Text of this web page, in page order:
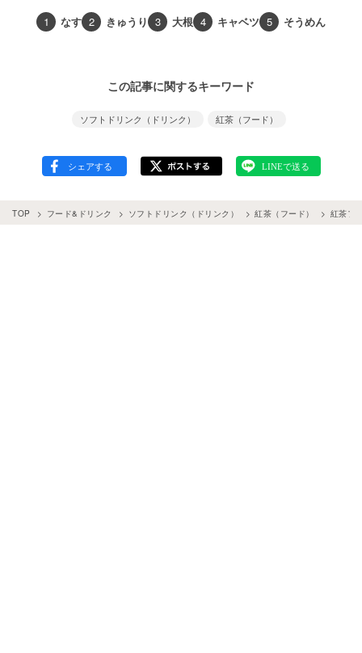
1 なす 2 きゅうり 3 大根 4 キャベツ 5 そうめん
この記事に関するキーワード
ソフトドリンク（ドリンク） 紅茶（フード）
TOP フード&ドリンク ソフトドリンク（ドリンク） 紅茶（フード） 紅茶フ